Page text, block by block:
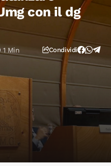
con il dg
1 Min Condividi